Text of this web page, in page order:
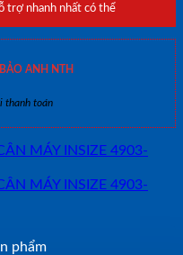
trợ nhanh nhất có thể
ANH NTH
thanh toán
phẩm